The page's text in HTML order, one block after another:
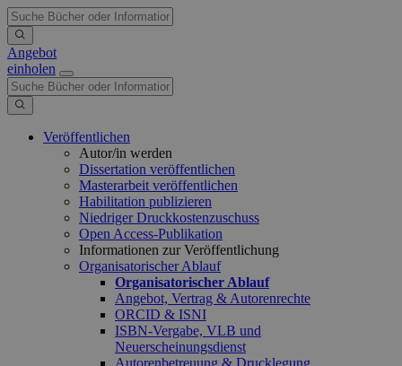
Angebot
einholen
Veröffentlichen
Autor/in werden
Dissertation veröffentlichen
Masterarbeit veröffentlichen
Habilitation publizieren
Niedriger Druckkostenzuschuss
Open Access-Publikation
Informationen zur Veröffentlichung
Organisatorischer Ablauf
Organisatorischer Ablauf
Angebot, Vertrag & Autorenrechte
ORCID & ISNI
ISBN-Vergabe, VLB und
Neuerscheinungsdienst
Autorenbetreuung & Drucklegung